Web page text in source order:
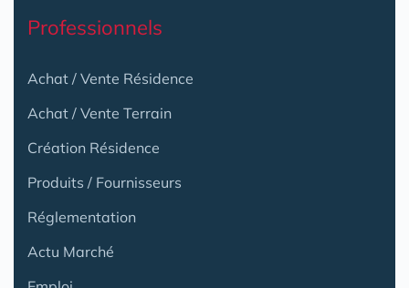
Professionnels
Achat / Vente Résidence
Achat / Vente Terrain
Création Résidence
Produits / Fournisseurs
Réglementation
Actu Marché